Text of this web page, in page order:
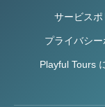
サービスポ
プライバシ
Playful Tours